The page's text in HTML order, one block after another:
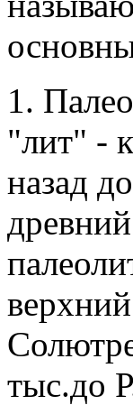
1.
"лит" -
назад
тыс.до